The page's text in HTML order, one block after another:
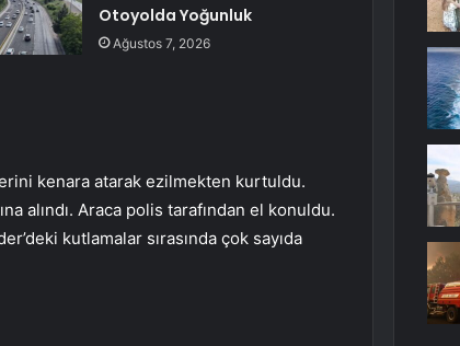
Otoyolda Yoğunluk
Ağustos 7, 2026
kenara atarak ezilmekten kurtuldu.
alındı. Araca polis tarafından el konuldu.
kutlamalar sırasında çok sayıda